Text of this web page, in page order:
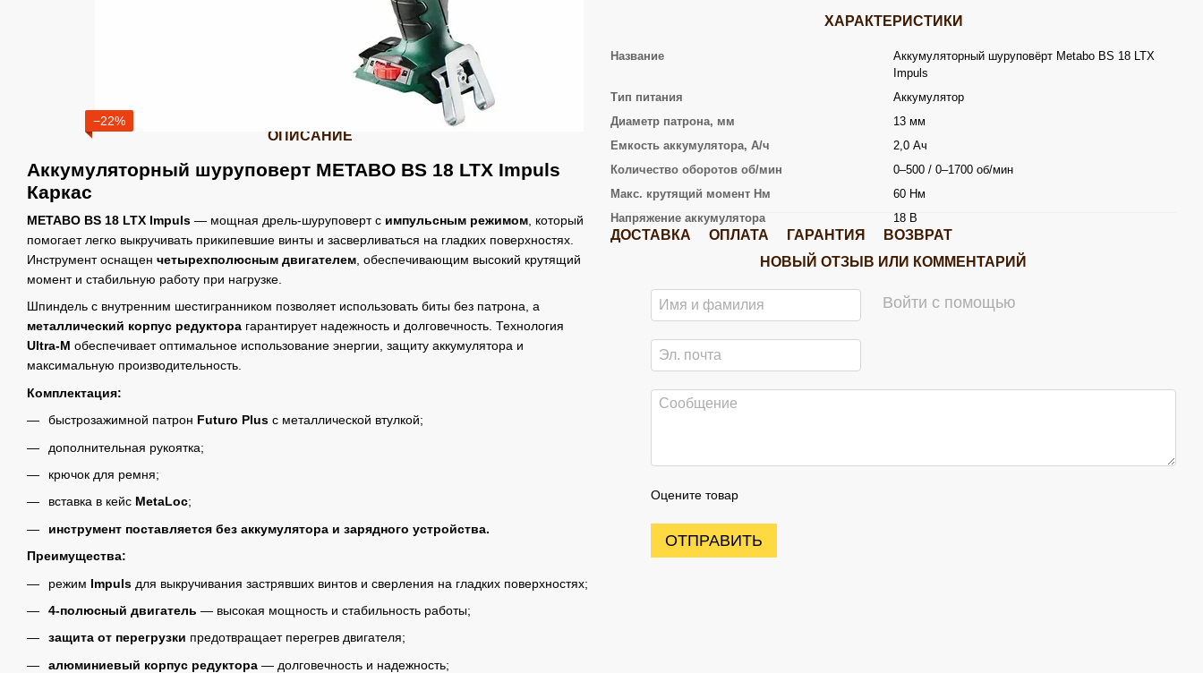
−22%
ОПИСАНИЕ
Аккумуляторный шуруповерт METABO BS 18 LTX Impuls
Каркас
METABO BS 18 LTX Impuls — мощная дрель-шуруповерт с импульсным режимом , который
помогает легко выкручивать прикипевшие винты и засверливаться на гладких поверхностях.
Инструмент оснащен четырехполюсным двигателем , обеспечивающим высокий крутящий
момент и стабильную работу при нагрузке.
Шпиндель с внутренним шестигранником позволяет использовать биты без патрона, а
металлический корпус редуктора гарантирует надежность и долговечность. Технология
Ultra-M обеспечивает оптимальное использование энергии, защиту аккумулятора и
максимальную производительность.
Комплектация:
быстрозажимной патрон Futuro Plus с металлической втулкой;
дополнительная рукоятка;
крючок для ремня;
вставка в кейс MetaLoc;
инструмент поставляется без аккумулятора и зарядного устройства.
Преимущества:
режим Impuls для выкручивания застрявших винтов и сверления на гладких поверхностях;
4-полюсный двигатель — высокая мощность и стабильность работы;
защита от перегрузки предотвращает перегрев двигателя;
алюминиевый корпус редуктора — долговечность и надежность;
ХАРАКТЕРИСТИКИ
Название
Аккумуляторный шуруповёрт Metabo BS 18 LTX
Impuls
Тип питания
Аккумулятор
Диаметр патрона, мм
13 мм
Емкость аккумулятора, А/ч
2,0 Ач
Количество оборотов об/мин
0–500 / 0–1700 об/мин
Макс. крутящий момент Нм
60 Нм
Напряжение аккумулятора
18 В
ДОСТАВКА ОПЛАТА ГАРАНТИЯ
ВОЗВРАТ
НОВЫЙ ОТЗЫВ ИЛИ КОММЕНТАРИЙ
Войти с помощью
Оцените товар
ОТПРАВИТЬ